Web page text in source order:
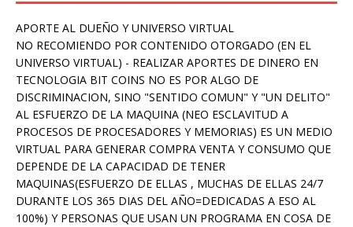
APORTE AL DUEÑO Y UNIVERSO VIRTUAL
NO RECOMIENDO POR CONTENIDO OTORGADO (EN EL
UNIVERSO VIRTUAL) - REALIZAR APORTES DE DINERO EN
TECNOLOGIA BIT COINS NO ES POR ALGO DE
DISCRIMINACION, SINO "SENTIDO COMUN" Y "UN DELITO"
AL ESFUERZO DE LA MAQUINA (NEO ESCLAVITUD A
PROCESOS DE PROCESADORES Y MEMORIAS) ES UN MEDIO
VIRTUAL PARA GENERAR COMPRA VENTA Y CONSUMO QUE
DEPENDE DE LA CAPACIDAD DE TENER
MAQUINAS(ESFUERZO DE ELLAS , MUCHAS DE ELLAS 24/7
DURANTE LOS 365 DIAS DEL AÑO=DEDICADAS A ESO AL
100%) Y PERSONAS QUE USAN UN PROGRAMA EN COSA DE